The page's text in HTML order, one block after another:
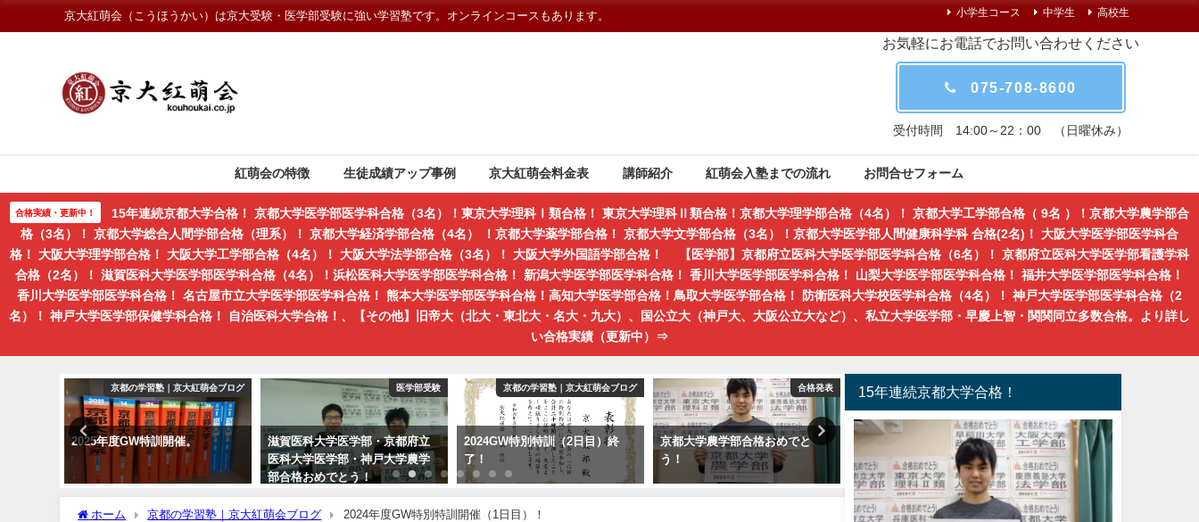
京大紅萌会（こうほうかい）は京大受験・医学部受験に強い学習塾です。オンラインコースもあります。 小学生コース 中学生 高校生
お気軽にお電話でお問い合わせください
075-708-8600
受付時間 14:00～22：00 （日曜休み）
紅萌会の特徴 生徒成績アップ事例 京大紅萌会料金表 講師紹介 紅萌会入塾までの流れ お問合せフォーム
合格実績・更新中！
15年連続京都大学合格！ 京都大学医学部医学科合格（3名）！東京大学理科Ⅰ類合格！ 東京大学理科Ⅱ類合格！京都大学理学部合格（4名）！ 京都大学工学部合格（ 9名 ）！京都大学農学部合
格（3名）！ 京都大学総合人間学部合格（理系）！ 京都大学経済学部合格（4名） ！京都大学薬学部合格！ 京都大学文学部合格（3名）！京都大学医学部人間健康科学科 合格(2名)！ 大阪大学医学部医学科合
格！ 大阪大学理学部合格！ 大阪大学工学部合格（4名）！ 大阪大学法学部合格（3名）！ 大阪大学外国語学部合格！ 【医学部】京都府立医科大学医学部医学科合格（6名）！ 京都府立医科大学医学部看護学科
合格（2名）！ 滋賀医科大学医学部医学科合格（4名）！浜松医科大学医学部医学科合格！ 新潟大学医学部医学科合格！ 香川大学医学部医学科合格！ 山梨大学医学部医学科合格！ 福井大学医学部医学科合格！
香川大学医学部医学科合格！ 名古屋市立大学医学部医学科合格！ 熊本大学医学部医学科合格！高知大学医学部合格！鳥取大学医学部合格！ 防衛医科大学校医学科合格（4名）！ 神戸大学医学部医学科合格（2
名）！ 神戸大学医学部保健学科合格！ 自治医科大学合格！、【その他】旧帝大（北大・東北大・名大・九大）、国公立大（神戸大、大阪公立大など）、私立大学医学部・早慶上智・関関同立多数合格。より詳し
い合格実績（更新中）⇒
京都の学習塾｜京大紅萌会ブログ
2025年度GW特訓開催。
医学部受験
滋賀医科大学医学部・京都府立
医科大学医学部・神戸大学農学
部合格おめでとう！
京都の学習塾｜京大紅萌会ブログ
2024GW特別特訓（2日目）終
了！
合格発表
京都大学農学部合格おめでと
う！
京都大学経済学部合格おめでと
う！
京都大学理学部合格おめで
う！
ホーム 京都の学習塾｜京大紅萌会ブログ 2024年度GW特別特訓開催（1日目）！
15年連続京都大学合格！